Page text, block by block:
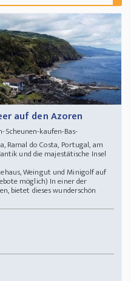
auf den Azoren
kaufen-Bas-
Ramal do Costa, Portugal, am
und die majestätische Insel
Weingut und Minigolf auf
möglich) In einer der
bietet dieses wunderschön